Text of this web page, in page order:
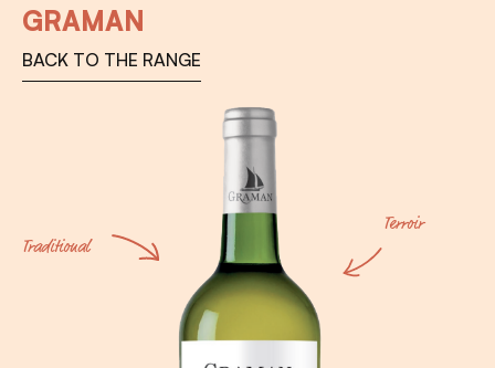
GRAMAN
BACK TO THE RANGE
Traditional
Terroir